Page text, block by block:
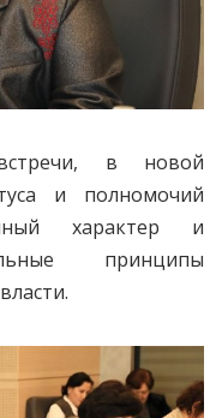
в новой
и полномочий
характер и
принципы